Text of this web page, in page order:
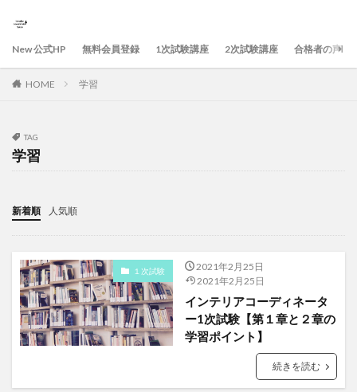
New 公式HP 無料会員登録 1次試験講座 2次試験講座 合格者の声
HOME 学習
TAG
学習
新着順 人気順
１次試験
2021年2月25日
2021年2月25日
インテリアコーディネータ
ー1次試験【第１章と２章の
学習ポイント】
続きを読む